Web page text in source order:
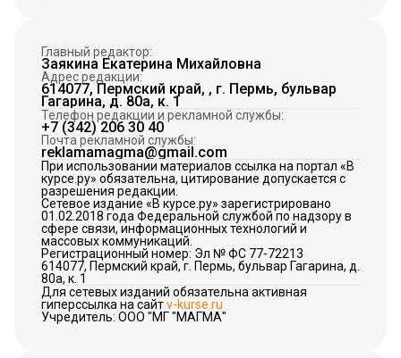
Главный редактор:
Заякина Екатерина Михайловна
Адрес редакции:
614077, Пермский край, , г. Пермь, бульвар
Гагарина, д. 80а, к. 1
Телефон редакции и рекламной службы:
+7 (342) 206 30 40
Почта рекламной службы:
reklamamagma@gmail.com
При использовании материалов ссылка на портал «В
курсе.ру» обязательна, цитирование допускается с
разрешения редакции.
Сетевое издание «В курсе.ру» зарегистрировано
01.02.2018 года Федеральной службой по надзору в
сфере связи, информационных технологий и
массовых коммуникаций.
Регистрационный номер: Эл № ФС 77-72213
614077, Пермский край, г. Пермь, бульвар Гагарина, д.
80а, к. 1
Для сетевых изданий обязательна активная
гиперссылка на сайтv-kurse.ru
Учредитель: ООО "МГ "МАГМА"